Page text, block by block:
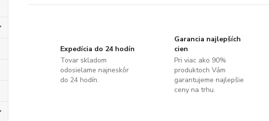
Expedícia do 24 hodín
Tovar skladom
odosielame najneskôr
do 24 hodín.
Garancia najlepších
cien
Pri viac ako 90%
produktoch Vám
garantujeme najlepšie
ceny na trhu.